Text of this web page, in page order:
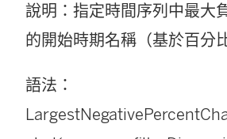
說明：指定時間序列中最大
的開始時期名稱（基於百分
語法：